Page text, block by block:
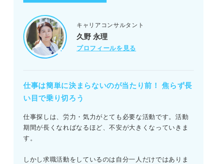
キャリアコンサルタント
久野 永理
プロフィールを見る
仕事は簡単に決まらないのが当たり前！ 焦らず長
い目で乗り切ろう
仕事探しは、労力・気力がとても必要な活動です。活動
期間が長くなればなるほど、不安が大きくなっていきま
す。
しかし求職活動をしているのは自分一人だけではありま